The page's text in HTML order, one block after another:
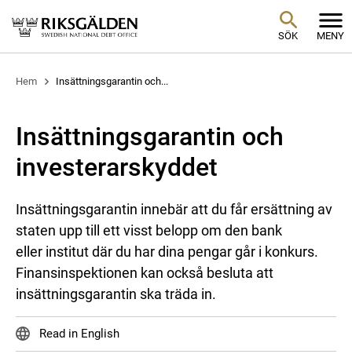
SÖK MENY
Hem Insättningsgarantin och...
Insättningsgarantin och
investerarskyddet
Insättningsgarantin innebär att du får ersättning av
staten upp till ett visst belopp om den bank
eller institut där du har dina pengar går i konkurs.
Finansinspektionen kan också besluta att
insättningsgarantin ska träda in.
Read in English